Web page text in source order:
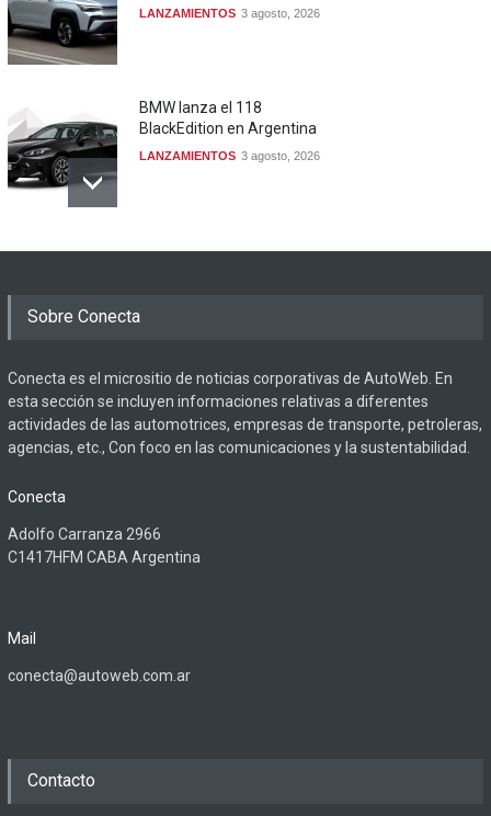
LANZAMIENTOS 3 agosto, 2026
BMW lanza el 118
BlackEdition en Argentina
LANZAMIENTOS 3 agosto, 2026
Sobre Conecta
Conecta es el micrositio de noticias corporativas de AutoWeb. En
esta sección se incluyen informaciones relativas a diferentes
actividades de las automotrices, empresas de transporte, petroleras,
agencias, etc., Con foco en las comunicaciones y la sustentabilidad.
Conecta
Adolfo Carranza 2966
C1417HFM CABA Argentina
Mail
conecta@autoweb.com.ar
Contacto